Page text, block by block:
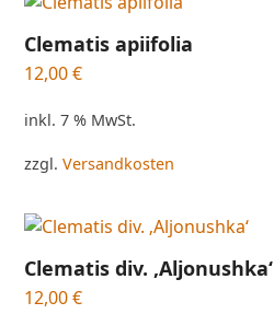
Clematis apiifolia
12,00€
inkl. 7 % MwSt.
zzgl.Versandkosten
Clematis div. ‚Aljonushka‘
12,00€